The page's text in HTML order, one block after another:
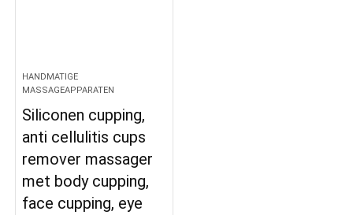
HANDMATIGE
MASSAGEAPPARATEN
Siliconen cupping,
anti cellulitis cups
remover massager
met body cupping,
face cupping, eye